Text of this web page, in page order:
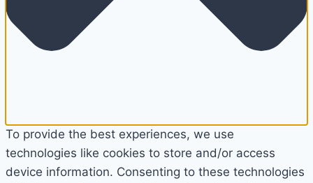
To provide the best experiences, we use
technologies like cookies to store and/or access
device information. Consenting to these technologies